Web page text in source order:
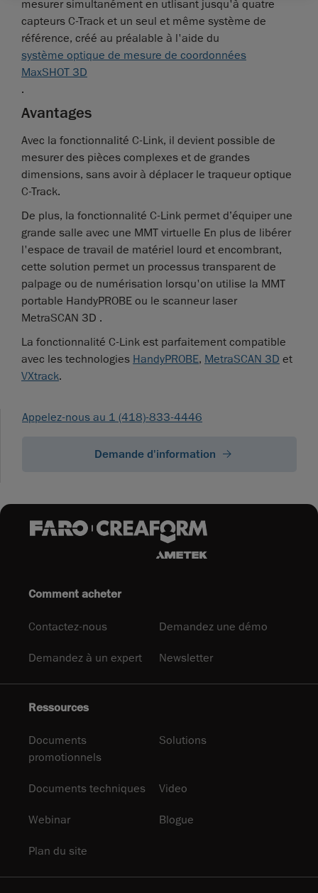
mesurer simultanément en utlisant jusqu'à quatre
capteurs C-Track et un seul et même système de
référence, créé au préalable à l'aide du
système optique de mesure de coordonnées
MaxSHOT 3D
.
Avantages
Avec la fonctionnalité C-Link, il devient possible de
mesurer des pièces complexes et de grandes
dimensions, sans avoir à déplacer le traqueur optique
C-Track.
De plus, la fonctionnalité C-Link permet d’équiper une
grande salle avec une MMT virtuelle En plus de libérer
l'espace de travail de matériel lourd et encombrant,
cette solution permet un processus transparent de
palpage ou de numérisation lorsqu'on utilise la MMT
portable HandyPROBE ou le scanneur laser
MetraSCAN 3D .
La fonctionnalité C-Link est parfaitement compatible
avec les technologies HandyPROBE, MetraSCAN 3D et
VXtrack.
Appelez-nous au 1 (418)-833-4446
Demande d'information
Comment acheter
Contactez-nous Demandez une démo
Demandez à un expert Newsletter
Ressources
Documents
promotionnels
Solutions
Documents techniques Video
Webinar Blogue
Plan du site